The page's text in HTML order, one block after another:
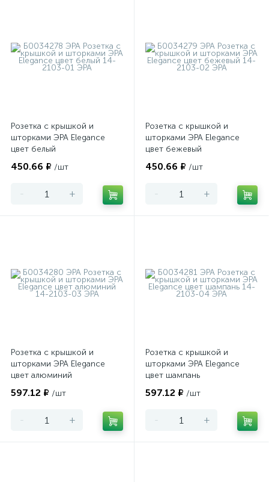
Розетка с крышкой и
шторками ЭРА Elegance
цвет белый
450.66 ₽ /шт
- +
Розетка с крышкой и
шторками ЭРА Elegance
цвет бежевый
450.66 ₽ /шт
- +
Розетка с крышкой и
шторками ЭРА Elegance
цвет алюминий
597.12 ₽ /шт
- +
Розетка с крышкой и
шторками ЭРА Elegance
цвет шампань
597.12 ₽ /шт
- +